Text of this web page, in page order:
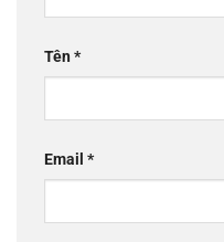
Tên*
Email *